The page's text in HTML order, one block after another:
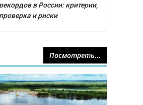
рекордов в России: критерии,
проверка и риски
Посмотреть...